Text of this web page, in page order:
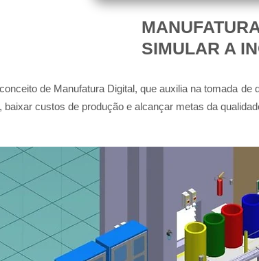
SIMULAR A
de Manufatura Digital, que auxilia na tomada
baixar custos de produção e alcançar metas da